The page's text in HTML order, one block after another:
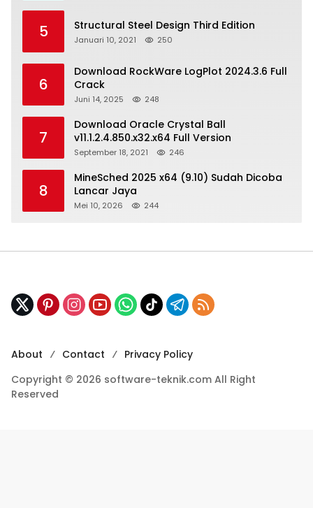
5 Structural Steel Design Third Edition
Januari 10, 2021 250
6
Download RockWare LogPlot 2024.3.6 Full
Crack
Juni 14, 2025 248
7
Download Oracle Crystal Ball
v11.1.2.4.850.x32.x64 Full Version
September 18, 2021 246
8
MineSched 2025 x64 (9.10) Sudah Dicoba
Lancar Jaya
Mei 10, 2026 244
About Contact
Privacy Policy
Copyright © 2026 software-teknik.com All Right
Reserved